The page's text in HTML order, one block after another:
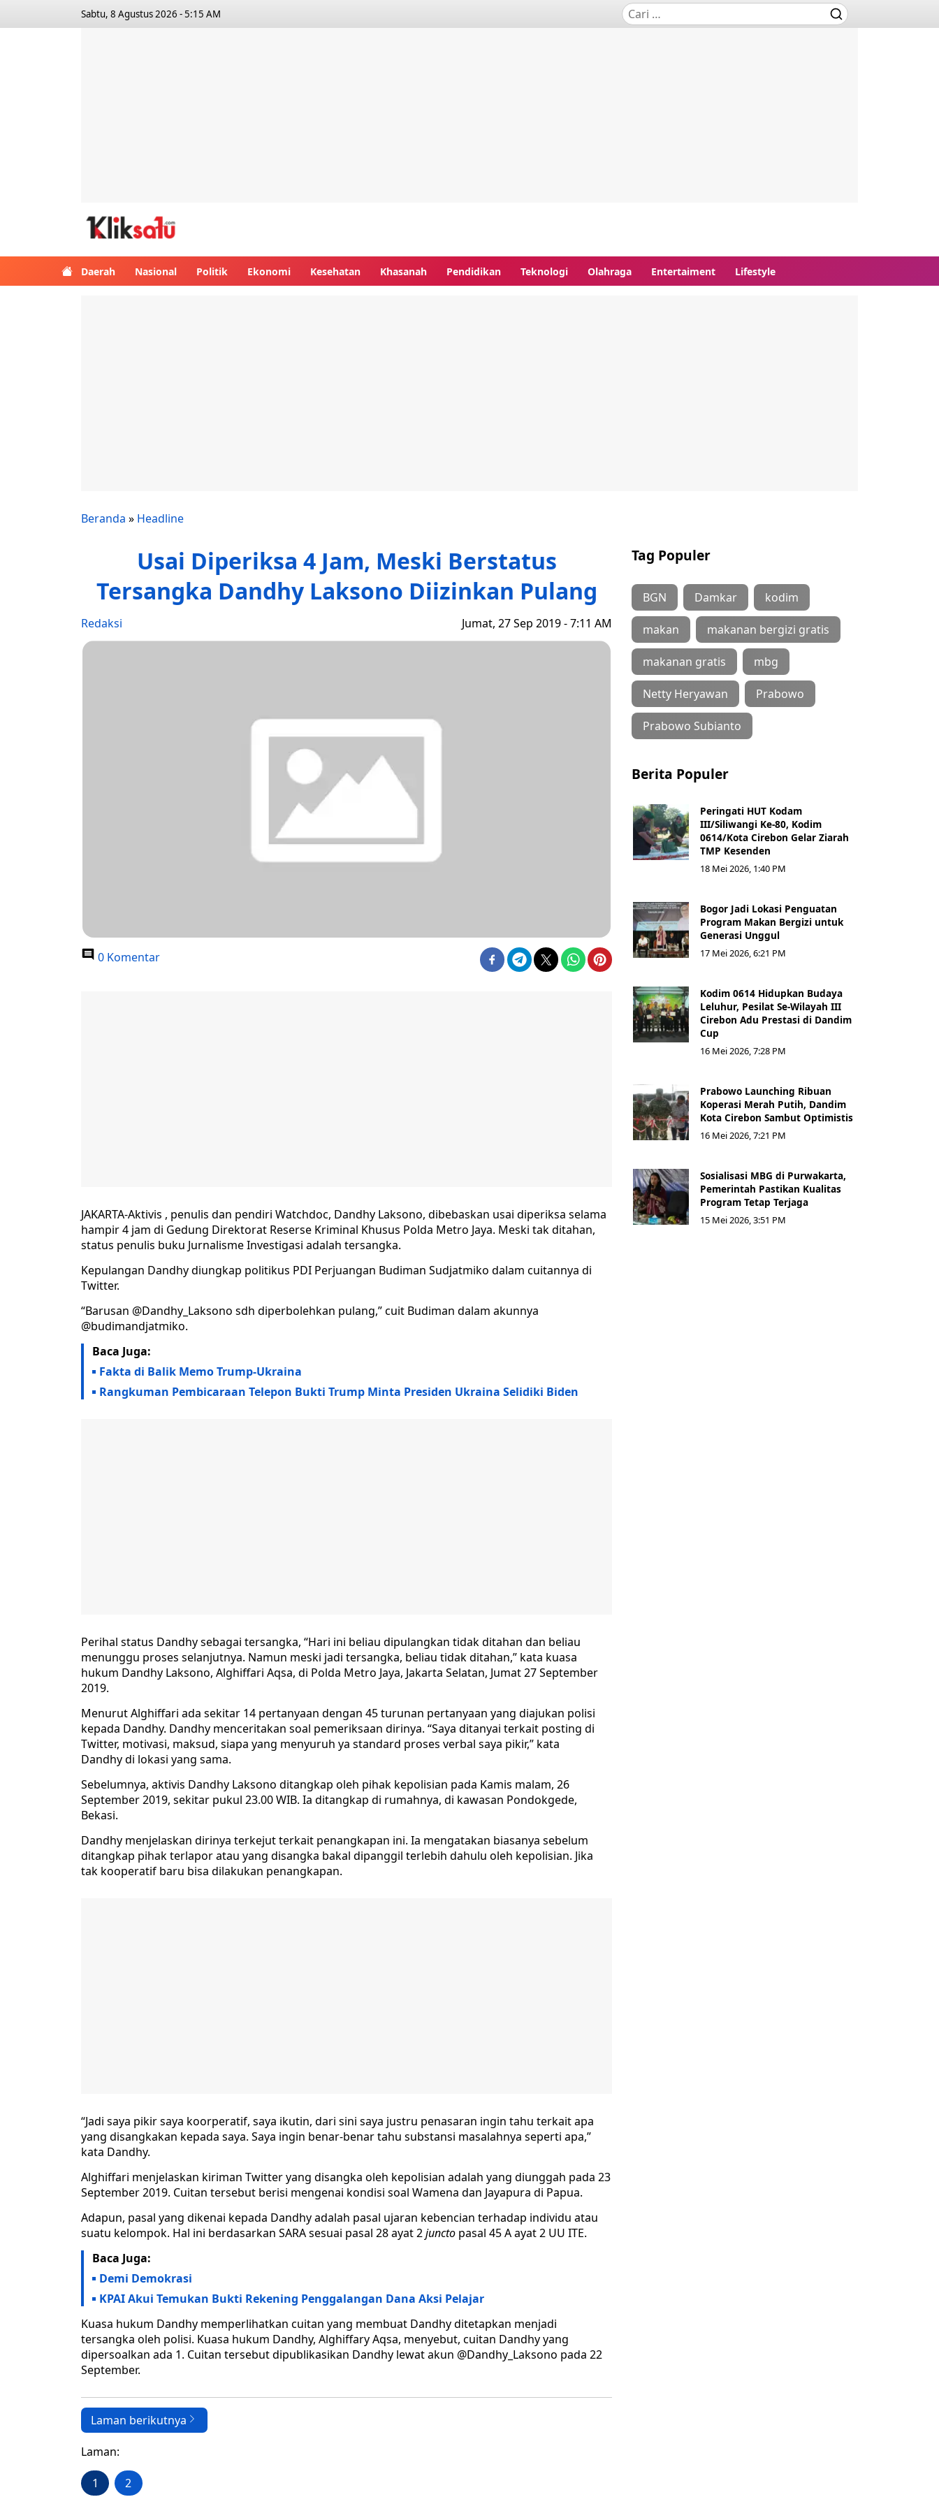
Sabtu, 8 Agustus 2026 - 5:15 AM
Daerah Nasional Politik Ekonomi Kesehatan Khasanah Pendidikan Teknologi Olahraga Entertaiment Lifestyle
Beranda » Headline
Usai Diperiksa 4 Jam, Meski Berstatus
Tersangka Dandhy Laksono Diizinkan Pulang
Redaksi Jumat, 27 Sep 2019 - 7:11 AM
0 Komentar
JAKARTA-Aktivis , penulis dan pendiri Watchdoc, Dandhy Laksono, dibebaskan usai diperiksa selama
hampir 4 jam di Gedung Direktorat Reserse Kriminal Khusus Polda Metro Jaya. Meski tak ditahan,
status penulis buku Jurnalisme Investigasi adalah tersangka.
Kepulangan Dandhy diungkap politikus PDI Perjuangan Budiman Sudjatmiko dalam cuitannya di
Twitter.
“Barusan @Dandhy_Laksono sdh diperbolehkan pulang,” cuit Budiman dalam akunnya
@budimandjatmiko.
Baca Juga:
Fakta di Balik Memo Trump-Ukraina
Rangkuman Pembicaraan Telepon Bukti Trump Minta Presiden Ukraina Selidiki Biden
Perihal status Dandhy sebagai tersangka, “Hari ini beliau dipulangkan tidak ditahan dan beliau
menunggu proses selanjutnya. Namun meski jadi tersangka, beliau tidak ditahan,” kata kuasa
hukum Dandhy Laksono, Alghiffari Aqsa, di Polda Metro Jaya, Jakarta Selatan, Jumat 27 September
2019.
Menurut Alghiffari ada sekitar 14 pertanyaan dengan 45 turunan pertanyaan yang diajukan polisi
kepada Dandhy. Dandhy menceritakan soal pemeriksaan dirinya. “Saya ditanyai terkait posting di
Twitter, motivasi, maksud, siapa yang menyuruh ya standard proses verbal saya pikir,” kata
Dandhy di lokasi yang sama.
Sebelumnya, aktivis Dandhy Laksono ditangkap oleh pihak kepolisian pada Kamis malam, 26
September 2019, sekitar pukul 23.00 WIB. Ia ditangkap di rumahnya, di kawasan Pondokgede,
Bekasi.
Dandhy menjelaskan dirinya terkejut terkait penangkapan ini. Ia mengatakan biasanya sebelum
ditangkap pihak terlapor atau yang disangka bakal dipanggil terlebih dahulu oleh kepolisian. Jika
tak kooperatif baru bisa dilakukan penangkapan.
“Jadi saya pikir saya koorperatif, saya ikutin, dari sini saya justru penasaran ingin tahu terkait apa
yang disangkakan kepada saya. Saya ingin benar-benar tahu substansi masalahnya seperti apa,”
kata Dandhy.
Alghiffari menjelaskan kiriman Twitter yang disangka oleh kepolisian adalah yang diunggah pada 23
September 2019. Cuitan tersebut berisi mengenai kondisi soal Wamena dan Jayapura di Papua.
Adapun, pasal yang dikenai kepada Dandhy adalah pasal ujaran kebencian terhadap individu atau
suatu kelompok. Hal ini berdasarkan SARA sesuai pasal 28 ayat 2juncto pasal 45 A ayat 2 UU ITE.
Baca Juga:
Demi Demokrasi
KPAI Akui Temukan Bukti Rekening Penggalangan Dana Aksi Pelajar
Kuasa hukum Dandhy memperlihatkan cuitan yang membuat Dandhy ditetapkan menjadi
tersangka oleh polisi. Kuasa hukum Dandhy, Alghiffary Aqsa, menyebut, cuitan Dandhy yang
dipersoalkan ada 1. Cuitan tersebut dipublikasikan Dandhy lewat akun @Dandhy_Laksono pada 22
September.
Laman berikutnya
Laman:
1 2
Tag Populer
BGN Damkar kodim
makan makanan bergizi gratis
makanan gratis mbg
Netty Heryawan Prabowo
Prabowo Subianto
Berita Populer
Peringati HUT Kodam
III/Siliwangi Ke-80, Kodim
0614/Kota Cirebon Gelar Ziarah
TMP Kesenden
18 Mei 2026, 1:40 PM
Bogor Jadi Lokasi Penguatan
Program Makan Bergizi untuk
Generasi Unggul
17 Mei 2026, 6:21 PM
Kodim 0614 Hidupkan Budaya
Leluhur, Pesilat Se-Wilayah III
Cirebon Adu Prestasi di Dandim
Cup
16 Mei 2026, 7:28 PM
Prabowo Launching Ribuan
Koperasi Merah Putih, Dandim
Kota Cirebon Sambut Optimistis
16 Mei 2026, 7:21 PM
Sosialisasi MBG di Purwakarta,
Pemerintah Pastikan Kualitas
Program Tetap Terjaga
15 Mei 2026, 3:51 PM